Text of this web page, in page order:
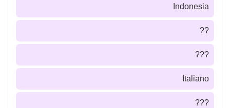
Indonesia
??
???
Italiano
???